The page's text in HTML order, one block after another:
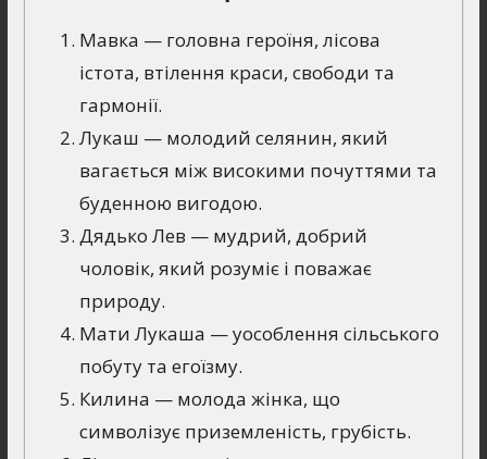
Мавка — головна героїня, лісова
істота, втілення краси, свободи та
гармонії.
Лукаш — молодий селянин, який
вагається між високими почуттями та
буденною вигодою.
Дядько Лев — мудрий, добрий
чоловік, який розуміє і поважає
природу.
Мати Лукаша — уособлення сільського
побуту та егоїзму.
Килина — молода жінка, що
символізує приземленість, грубість.